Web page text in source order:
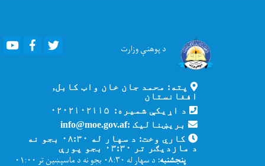
د پوهنېوزارت Youtube Facebook
پته: محمد جان خان واټ کابل,
افغانستان
د اړیکې شمیره: ۰۲۰۲۱۰۲۱۱۵
بریښنالیک :info@moe.gov.af
کاري وخت: د سهار له ۰۸:۳۰ بجو نه
د مازدیګر تر ۰۳:۳۰ بجو پورې
پنجشنبه:
د سهار له ۰۸:۳۰ بجو نه د ماسپښین تر ۰۱:۰۰